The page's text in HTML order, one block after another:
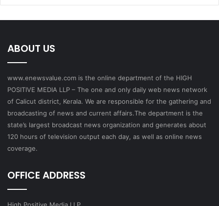
ABOUT US
www.enewsvalue.com is the online department of the HIGH
POSITIVE MEDIA LLP – The one and only daily web news network
of Calicut district, Kerala. We are responsible for the gathering and
broadcasting of news and current affairs.The department is the
state’s largest broadcast news organization and generates about
120 hours of television output each day, as well as online news
coverage.
OFFICE ADDRESS
High Positive Media LLP